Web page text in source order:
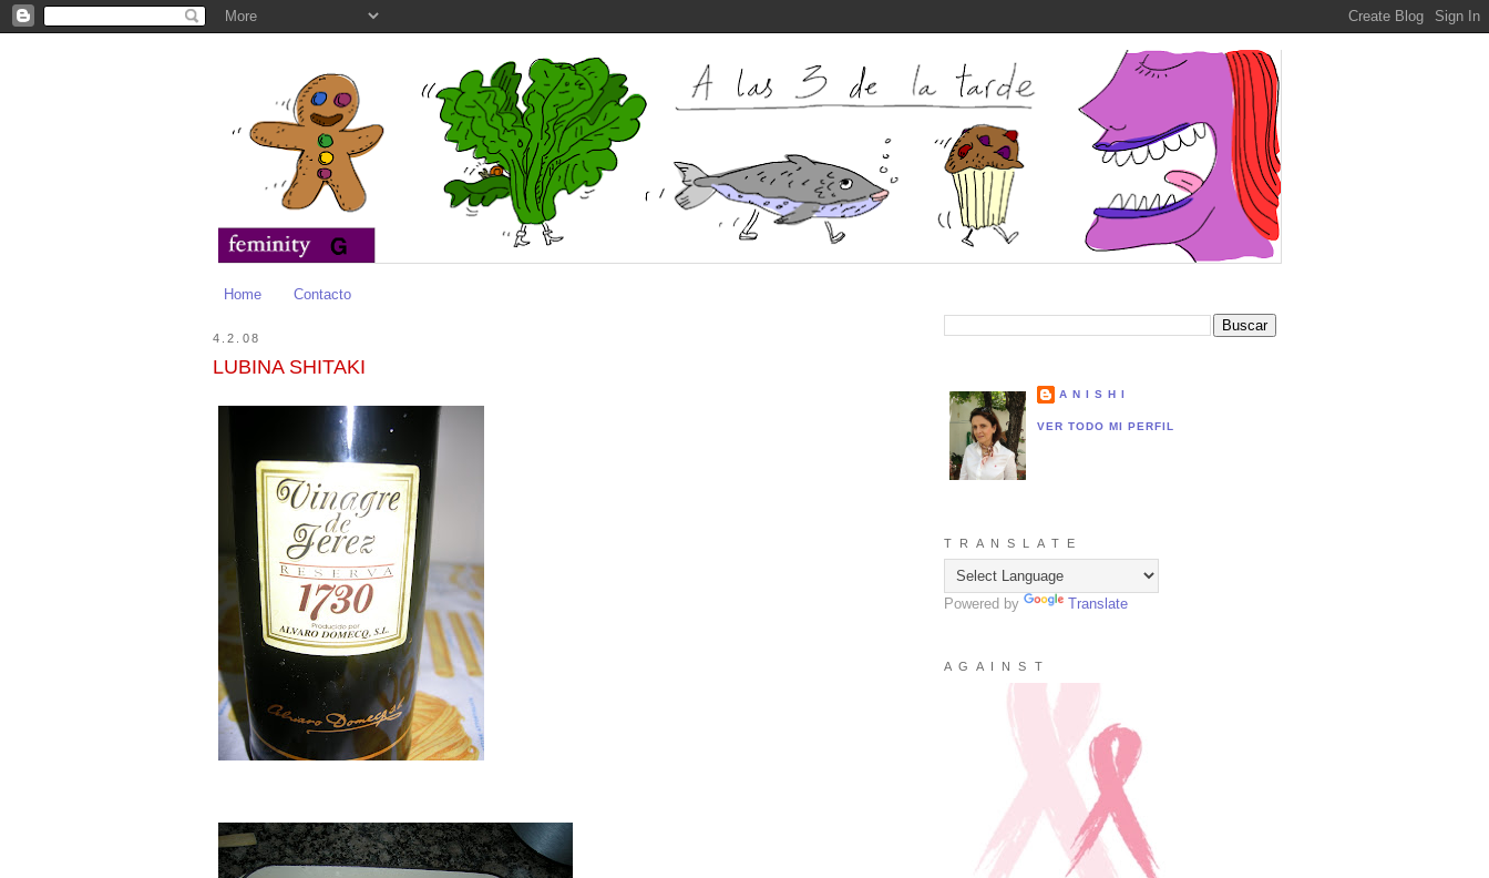
Home Contacto
4.2.08
LUBINA SHITAKI
A N I S H I
VER TODO MI PERFIL
T R A N S L A T E
Powered by Translate
A G A I N S T